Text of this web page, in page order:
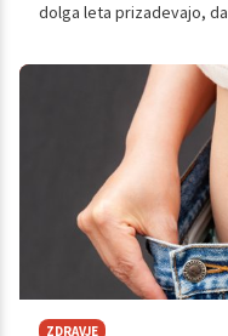
dolga leta prizadevajo,
nevarni bolezni. A dokler
bolezni, nam lahko
ZDRAVJE